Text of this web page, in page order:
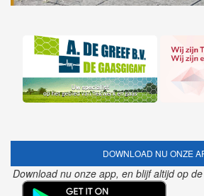
DOWNLOAD NU ONZE
Download nu onze app, en blijf altijd op